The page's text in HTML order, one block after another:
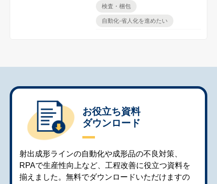
検査・梱包
自動化-省人化を進めたい
お役立ち資料
ダウンロード
射出成形ラインの自動化や成形品の不良対策、
RPAで生産性向上など、工程改善に役立つ資料を
揃えました。無料でダウンロードいただけますの